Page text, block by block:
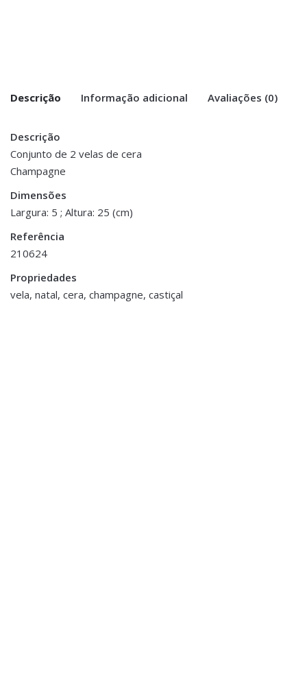
Descrição Informação adicional Avaliações (0)
Descrição
Conjunto de 2 velas de cera
Champagne
Dimensões
Largura: 5 ; Altura: 25 (cm)
Referência
210624
Propriedades
vela, natal, cera, champagne, castiçal
Peso 0.100 kg
Dimensões
There are no reviews yet.
Be the first to review “Conj. 2 Velas de
Cera – Champagne”
You must be <a href="https://www.homeart.pt/minha-
conta/">logged in</a> to post a review.